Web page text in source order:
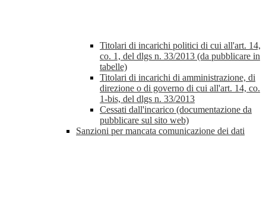
Titolari di incarichi politici di cui all'art. 14,
co. 1, del dlgs n. 33/2013 (da pubblicare in
tabelle)
Titolari di incarichi di amministrazione, di
direzione o di governo di cui all'art. 14, co.
1-bis, del dlgs n. 33/2013
Cessati dall'incarico (documentazione da
pubblicare sul sito web)
Sanzioni per mancata comunicazione dei dati